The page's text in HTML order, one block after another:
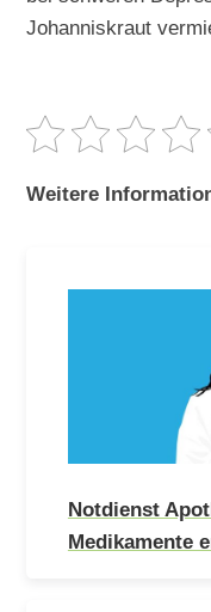
Johanniskraut
Weitere
Notdienst
Medikamente